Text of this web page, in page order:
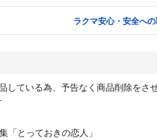
ラクマ安心・安全へ
している為、予告なく商品削除をさ
「とっておきの恋人」